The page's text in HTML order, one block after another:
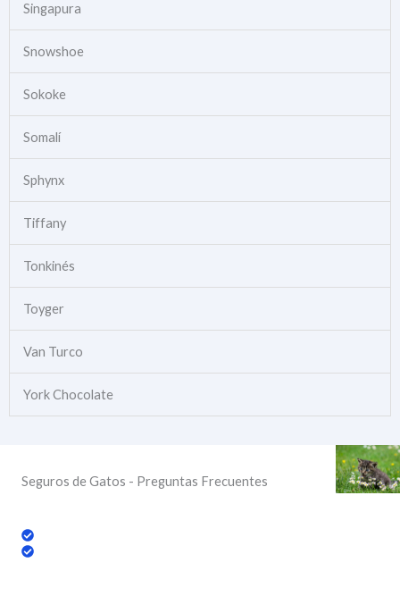
Singapura
Snowshoe
Sokoke
Somalí
Sphynx
Tiffany
Tonkinés
Toyger
Van Turco
York Chocolate
Seguros de Gatos - Preguntas Frecuentes